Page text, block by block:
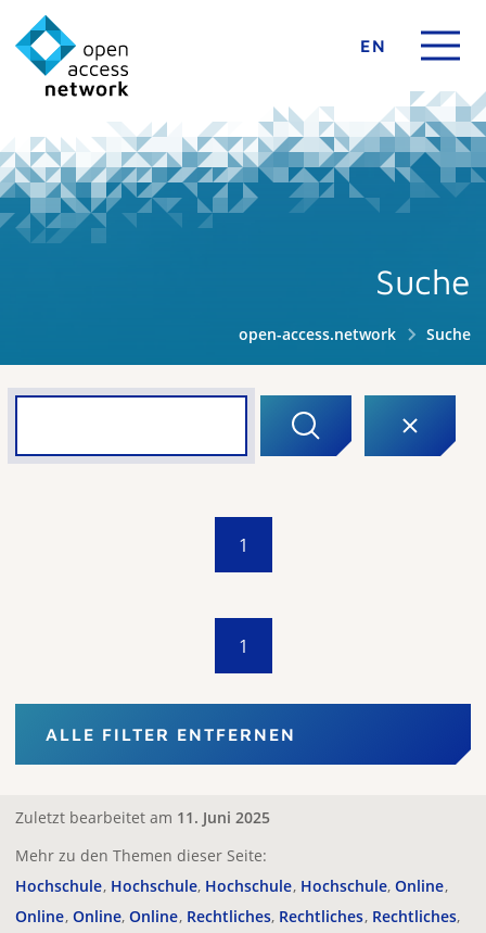
EN
Suche
open-access.network Suche
1
1
ALLE FILTER ENTFERNEN
Zuletzt bearbeitet am 11. Juni 2025
Mehr zu den Themen dieser Seite:
Hochschule Hochschule Hochschule Hochschule Online
Online Online Online Rechtliches Rechtliches Rechtliches